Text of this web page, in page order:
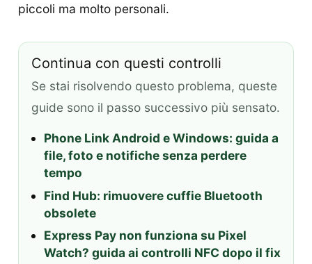
piccoli ma molto personali.
Continua con questi controlli
Se stai risolvendo questo problema, queste
guide sono il passo successivo più sensato.
Phone Link Android e Windows: guida a
file, foto e notifiche senza perdere
tempo
Find Hub: rimuovere cuffie Bluetooth
obsolete
Express Pay non funziona su Pixel
Watch? guida ai controlli NFC dopo il fix